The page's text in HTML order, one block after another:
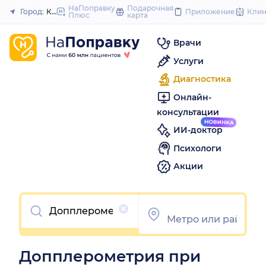
to
Закрыть
Город: КазаньНаПоправку
Плюс
Подарочная
карта
Приложение
Врачи
Услуги
Диагностика
Онлайн-
консультации
ИИ-доктор
Психологи
Акции
Очистить
Допплерометрия при